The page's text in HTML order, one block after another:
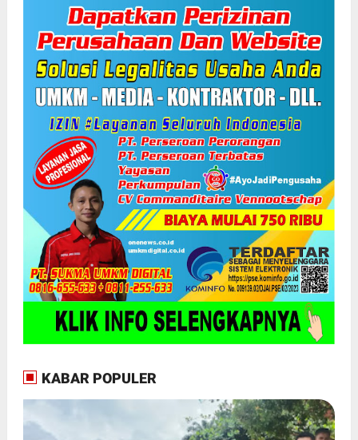
KABAR POPULER